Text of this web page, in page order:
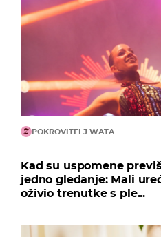
POKROVITELJ WATA
Kad su uspomene
jedno gledanje: Mali
oživio trenutke s ple...